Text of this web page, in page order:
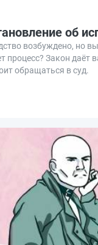
об
возбуждено, но
процесс? Закон
обращаться в суд.